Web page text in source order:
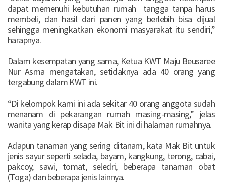
dapat memenuhi kebutuhan rumah tangga tanpa harus
membeli, dan hasil dari panen yang berlebih bisa dijual
sehingga meningkatkan ekonomi masyarakat itu sendiri,”
harapnya.
Dalam kesempatan yang sama, Ketua KWT Maju Beusaree
Nur Asma mengatakan, setidaknya ada 40 orang yang
tergabung dalam KWT ini.
“Di kelompok kami ini ada sekitar 40 orang anggota sudah
menanam di pekarangan rumah masing-masing,” jelas
wanita yang kerap disapa Mak Bit ini di halaman rumahnya.
Adapun tanaman yang sering ditanam, kata Mak Bit untuk
jenis sayur seperti selada, bayam, kangkung, terong, cabai,
pakcoy, sawi, tomat, seledri, beberapa tanaman obat
(Toga) dan beberapa jenis lainnya.